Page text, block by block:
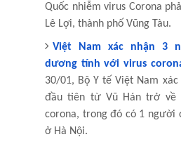
Quốc nhiễm virus Corona
Lê Lợi, thành phố Vũng Tàu.
Việt Nam xác nhận 3
dương tính với virus
30/01, Bộ Y tế Việt Nam
đầu tiên từ Vũ Hán trở về
corona, trong đó có 1 người
ở Hà Nội.